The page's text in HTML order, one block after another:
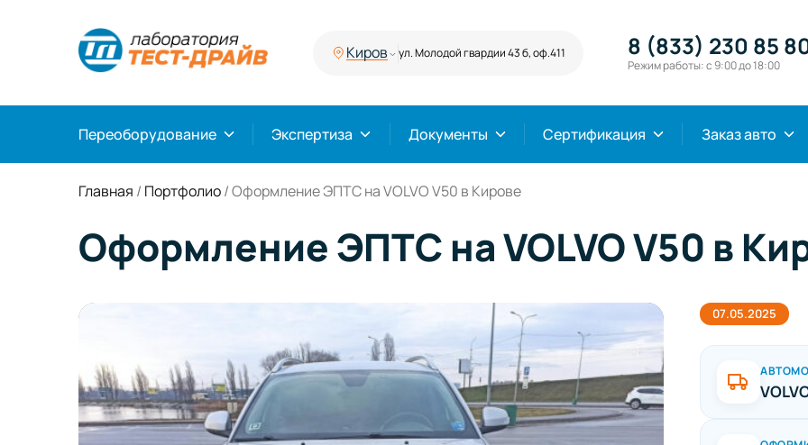
Киров ул. Молодой гвардии 43 б, оф.411 8 (833) 230 85
Режим работы: с 9:00 до 18:00
Переоборудование Экспертиза Документы Сертификация Заказ авто
Главная / Портфолио/Оформление ЭПТС на VOLVO V50 в Кирове
Оформление ЭПТС на VOLVO V50 в
07.05.2025